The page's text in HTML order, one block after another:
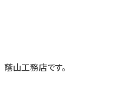
山工務店です。